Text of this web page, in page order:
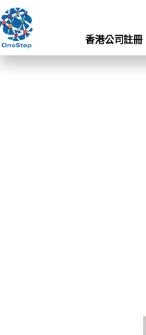
香港公司註冊